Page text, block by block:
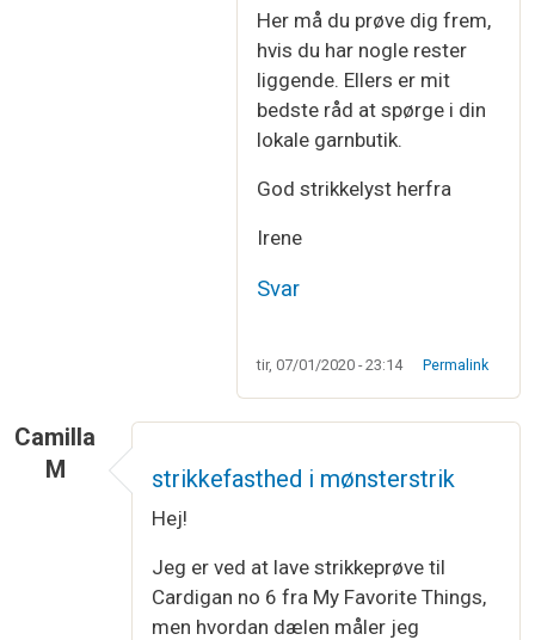
Her må du prøve dig frem,
hvis du har nogle rester
liggende. Ellers er mit
bedste råd at spørge i din
lokale garnbutik.
God strikkelyst herfra
Irene
Svar
tir, 07/01/2020 - 23:14 Permalink
Camilla
M
strikkefasthed i mønsterstrik
Hej!
Jeg er ved at lave strikkeprøve til
Cardigan no 6 fra My Favorite Things,
men hvordan dælen måler jeg